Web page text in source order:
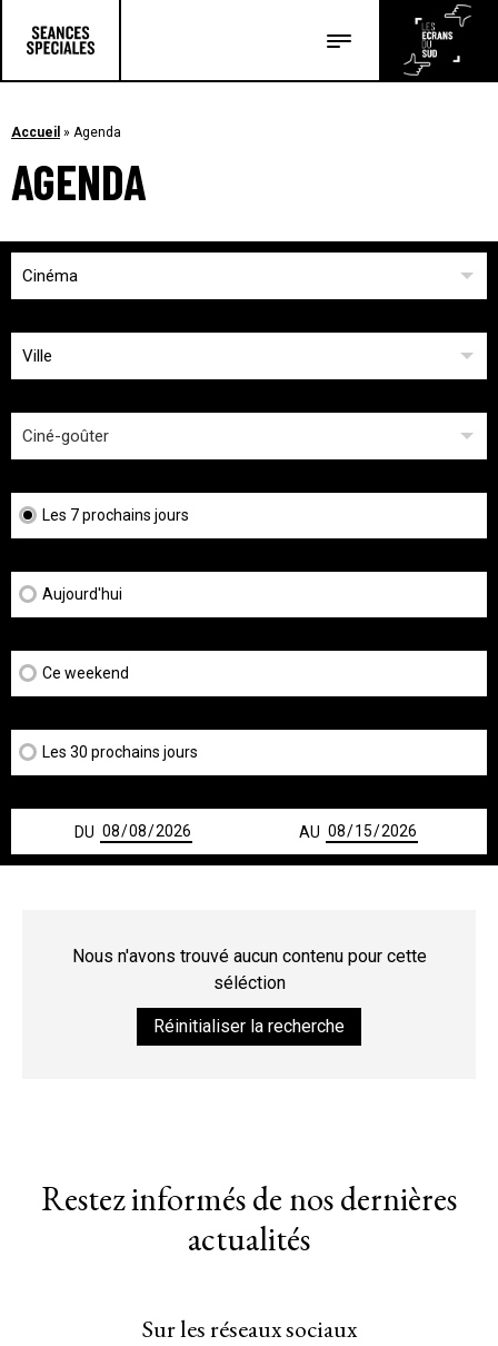
Accueil » Agenda
AGENDA
Cinéma
Ville
Ciné-goûter
Les 7 prochains jours
Aujourd'hui
Ce weekend
Les 30 prochains jours
DU AU
Nous n'avons trouvé aucun contenu pour cette
séléction
Réinitialiser la recherche
Restez informés de nos dernières
actualités
Sur les réseaux sociaux